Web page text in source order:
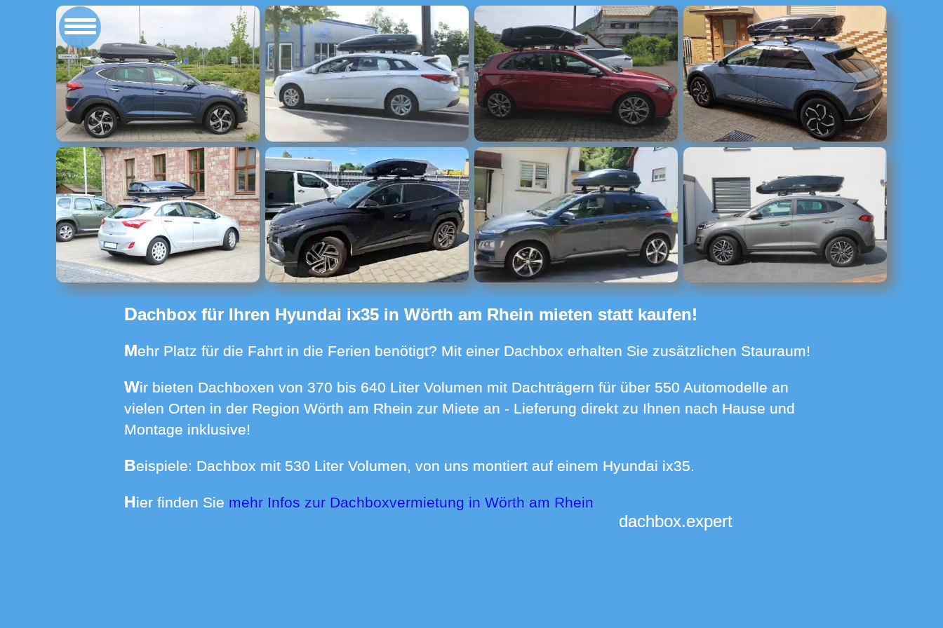
Dachbox für Ihren Hyundai ix35 in Wörth am Rhein mieten statt kaufen!
Mehr Platz für die Fahrt in die Ferien benötigt? Mit einer Dachbox erhalten Sie zusätzlichen Stauraum!
Wir bieten Dachboxen von 370 bis 640 Liter Volumen mit Dachträgern für über 550 Automodelle an
vielen Orten in der Region Wörth am Rhein zur Miete an - Lieferung direkt zu Ihnen nach Hause und
Montage inklusive!
Beispiele: Dachbox mit 530 Liter Volumen, von uns montiert auf einem Hyundai ix35.
Hier finden Sie mehr Infos zur Dachboxvermietung in Wörth am Rhein
dachbox.expert